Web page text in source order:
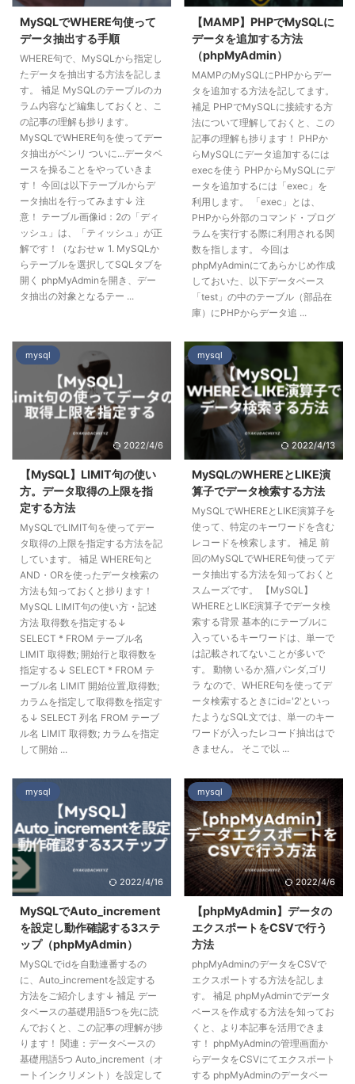
MySQLでWHERE句使って
データ抽出する手順
WHERE句で、MySQLから指定し
たデータを抽出する方法を記しま
す。 補足 MySQLのテーブルのカ
ラム内容など編集しておくと、こ
の記事の理解も捗ります。
MySQLでWHERE句を使ってデー
タ抽出がベンリ ついに...データベ
ースを操ることをやっていきま
す！ 今回は以下テーブルからデ
ータ抽出を行ってみます↓ 注
意！ テーブル画像id：2の「ディ
ッシュ」は、「ティッシュ」が正
解です！（なおせｗ 1. MySQLか
らテーブルを選択してSQLタブを
開く phpMyAdminを開き、デー
タ抽出の対象となるテー ...
【MAMP】PHPでMySQLに
データを追加する方法
（phpMyAdmin）
MAMPのMySQLにPHPからデー
タを追加する方法を記してます。
補足 PHPでMySQLに接続する方
法について理解しておくと、この
記事の理解も捗ります！ PHPか
らMySQLにデータ追加するには
execを使う PHPからMySQLにデ
ータを追加するには「exec」を
利用します。 「exec」とは、
PHPから外部のコマンド・プログ
ラムを実行する際に利用される関
数を指します。 今回は
phpMyAdminにてあらかじめ作成
しておいた、以下データベース
「test」の中のテーブル（部品在
庫）にPHPからデータ追 ...
mysql
2022/4/6
【MySQL】LIMIT句の使い
方。データ取得の上限を指
定する方法
MySQLでLIMIT句を使ってデー
タ取得の上限を指定する方法を記
しています。 補足 WHERE句と
AND・ORを使ったデータ検索の
方法も知っておくと捗ります！
MySQL LIMIT句の使い方・記述
方法 取得数を指定する↓
SELECT * FROM テーブル名
LIMIT 取得数; 開始行と取得数を
指定する↓ SELECT * FROM テ
ーブル名 LIMIT 開始位置,取得数;
カラムを指定して取得数を指定す
る↓ SELECT 列名 FROM テーブ
ル名 LIMIT 取得数; カラムを指定
して開始 ...
mysql
2022/4/13
MySQLのWHEREとLIKE演
算子でデータ検索する方法
MySQLでWHEREとLIKE演算子を
使って、特定のキーワードを含む
レコードを検索します。 補足 前
回のMySQLでWHERE句使ってデ
ータ抽出する方法を知っておくと
スムーズです。 【MySQL】
WHEREとLIKE演算子でデータ検
索する背景 基本的にテーブルに
入っているキーワードは、単一で
は記載されてないことが多いで
す。 動物 いるか,猫,パンダ,ゴリ
ラ なので、WHERE句を使ってデ
ータ検索するときにid='2'といっ
たようなSQL文では、単一のキー
ワードが入ったレコード抽出はで
きません。 そこで以 ...
mysql
2022/4/16
MySQLでAuto_increment
を設定し動作確認する3ステ
ップ（phpMyAdmin）
MySQLでidを自動連番するの
に、Auto_incrementを設定する
方法をご紹介します↓ 補足 デー
タベースの基礎用語5つを先に読
んでおくと、この記事の理解が捗
ります！ 関連：データベースの
基礎用語5つ Auto_increment（オ
ートインクリメント）を設定して
mysql
2022/4/6
【phpMyAdmin】データの
エクスポートをCSVで行う
方法
phpMyAdminのデータをCSVで
エクスポートする方法を記しま
す。 補足 phpMyAdminでデータ
ベースを作成する方法を知ってお
くと、より本記事を活用できま
す！ phpMyAdminの管理画面か
らデータをCSVにてエクスポート
する phpMyAdminのデータベー